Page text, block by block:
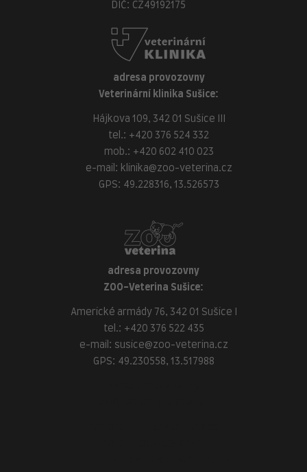
DIČ: CZ49192175
adresa provozovny
Veterinární klinika Sušice:
Hájkova 109, 342 01 Sušice III
tel.: +420 376 524 332
mob.: +420 602 410 023
e-mail: klinika@zoo-veterina.cz
GPS: 49.228316, 13.526573
adresa provozovny
ZOO-Veterina Sušice:
Americké armády 76, 342 01 Sušice I
tel.: +420 376 522 435
e-mail: susice@zoo-veterina.cz
GPS: 49.230558, 13.517988